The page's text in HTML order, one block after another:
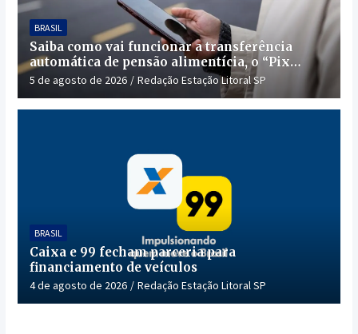
BRASIL
Saiba como vai funcionar a transferência
automática de pensão alimentícia, o “Pix
Pensão”
5 de agosto de 2026 Redação Estação Litoral SP
BRASIL
Caixa e 99 fecham parceria para
financiamento de veículos
4 de agosto de 2026 Redação Estação Litoral SP